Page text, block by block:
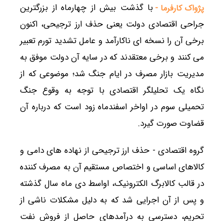
پژواک کارفرما - با گذشت بیش از چهارماه از بزرگترین
جراحی اقتصادی دولت یعنی حذف ارز ترجیحی، اکنون
برخی آن را نسخه ای ناکارآمد و عامل تشدید تورم تعبیر
می کنند و برخی معتقدند که در سایه آن دولت موفق به
مدیریت بازار مصرف در ایام جنگ شد؛ موضوعی که از
نگاه یک تحلیلگر اقتصادی با توجه به وقوع جنگ
تحمیلی سوم در اواخر اسفندماه زود است که درباره آن
قضاوت صورت گیرد.
گروه اقتصادی - حذف ارز ترجیحی از نهاده های دامی و
کالاهای اساسی و اختصاص مستقیم آن به مصرف کننده
در قالب کالابرگ الکترونیک، اواسط دی ماه سال گذشته
و پس از آن اجرایی شد که به دلیل مشکلات ناشی از
تحریم، دسترسی به درآمدهای حاصل از فروش نفت